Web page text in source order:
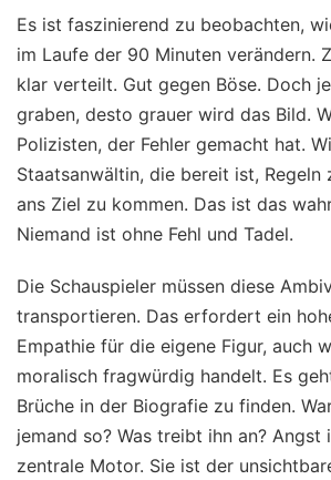
Es ist faszinierend zu beobachten,
im Laufe der 90 Minuten verändern.
klar verteilt. Gut gegen Böse. Doch
graben, desto grauer wird das Bild.
Polizisten, der Fehler gemacht hat.
Staatsanwältin, die bereit ist, Regeln
ans Ziel zu kommen. Das ist das
Niemand ist ohne Fehl und Tadel.
Die Schauspieler müssen diese
transportieren. Das erfordert ein
Empathie für die eigene Figur, auch
moralisch fragwürdig handelt. Es
Brüche in der Biografie zu finden.
jemand so? Was treibt ihn an? Angst
zentrale Motor. Sie ist der